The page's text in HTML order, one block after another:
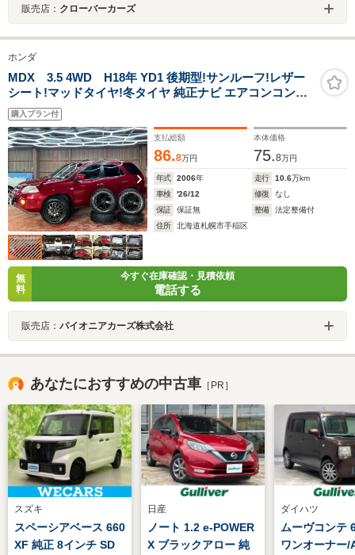
販売店： クローバーカーズ
ホンダ
MDX 3.5 4WD H18年 YD1 後期型!サンルーフ!レザー
シート!マッドタイヤ!冬タイヤ 純正ナビ エアコンコンプ
購入プラン付
支払総額
86.8万円
本体価格
75.8万円
年式 2006年 走行 10.6万km
車検
'26/12 修復
なし
保証
保証無 整備
法定整備付
住所
北海道札幌市手稲区
無
料
今すぐ在庫確認・見積依頼
電話する
販売店： パイオニアカーズ株式会社
あなたにおすすめの中古車 ［PR］
スズキ
スペーシアベース 660
XF 純正 8インチ SD
日産
ノート 1.2 e-POWER
X ブラックアロー 純
ダイハツ
ムーヴコンテ
ワンオーナー/